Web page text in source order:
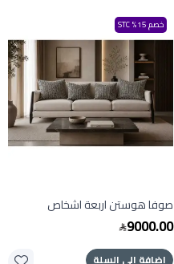
خصم 15% STC
صوفا هوستن اربعة اشخاص
9000.00
إضافة إلى السلة